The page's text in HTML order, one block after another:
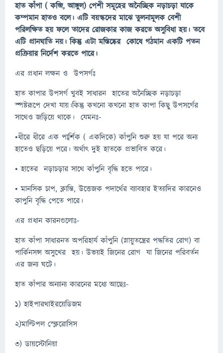
হাত কাঁপা ( কব্জি, আঙ্গুল) পেশী সমূহের অনৈচ্ছিক নড়াচড়া যাকে
কম্পমান হাতও বলে। এটি বয়স্কদের মাঝে তুলনামূলক বেশী
পরিলক্ষিত হয় ফলে তাদের রোজকার কাজ করতে অসুবিধা হয়। তবে
এটি প্রানঘাতি নয়। কিন্তু এটা মস্তিষ্কের কোষে গঠমান একটি পতন
প্রক্রিয়ার নির্দেশ করতে পারে।
এর প্রধান লক্ষন ও উপসর্গঃ
​হাত কাপার উপসর্গ খুবই সাধারন হাতের অনৈচ্ছিক নড়াচড়া
স্পষ্টরূপে দেখা যায়।কিন্তু কখনো কখনো হাত কাপা কিছু উপসর্গের
সাথেও জড়িয়ে থাকে। যেমনঃ-​
•ধীরে ধীরে এক প্বার্শিক​​​ ( একদিকে) কাঁপুনি শুরু হয় যা পরে অন্য
হাতেও ছড়িয়ে পরে। অর্থাৎ দুই হাতকে প্রভাবিত করে।
• হাতের নড়াচড়ার সাথে কাঁপুনি বৃদ্ধি হতে পারে।
• মানসিক চাপ, ক্লান্তি, উত্তেজক পদার্থের ব্যাবহার ইত্যাদির কারনেও
কাপুনি বৃদ্ধি পেতে পারে।
এর প্রধান কারনগুলোঃ-
হাত কাঁপা সাধারনত অপরিহার্য কাঁপুনি (স্নায়ুতন্ত্রের পদ্ধতির রোগ) বা
পার্কিনসন্স অসুখের হয়। উভয়ই জিনের রোগ যা জিনের পরিবর্তন
এর জন্য ঘটে।
হাত কাঁপার অন্যান্য কারনের মধ্যে আছেঃ-
১) হাইপারথাইরয়েডিজম
২)মাল্টিপল স্ক্লেরোসিস
৩) ডায়স্টোনিয়া